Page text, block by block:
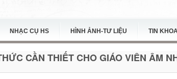
NHẠC CỤ HS HÌNH ẢNH-TƯ LIỆU TIN
CẦN THIẾT CHO GIÁO VIÊN ÂM